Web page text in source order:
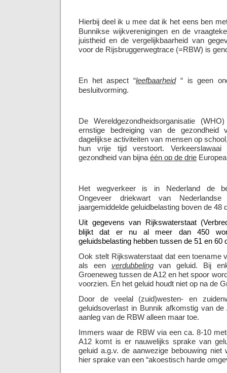
Hierbij deel ik u mee dat ik het eens ben
Bunnikse wijkverenigingen en de
juistheid en de vergelijkbaarheid van
voor de Rijsbruggerwegtrace (=RBW) is
En het aspect “leefbaarheid“ is geen
besluitvorming.
De Wereldgezondheidsorganisatie
ernstige bedreiging van de
dagelijkse activiteiten van mensen op
hun vrije tijd verstoort.
gezondheid van bijna één op de drie
Het wegverkeer is in Nederland de
Ongeveer driekwart van
jaargemiddelde geluidbelasting boven de 48
Uit gegevens van Rijkswaterstaat
blijkt dat er nu al meer dan 450
geluidsbelasting hebben tussen de 51 en 60
Ook stelt Rijkswaterstaat dat een toename
als een verdubbelingvan geluid. Bij
Groeneweg tussen de A12 en het spoor
voorzien. En het geluid houdt niet op na de
Door de veelal (zuid)westen- en
geluidsoverlast in Bunnik afkomstig van
aanleg van de RBW alleen maar toe.
Immers waar de RBW via een ca. 8-10
A12 komt is er nauwelijks sprake van
geluid a.g.v. de aanwezige bebouwing niet
hier sprake van een “akoestisch harde